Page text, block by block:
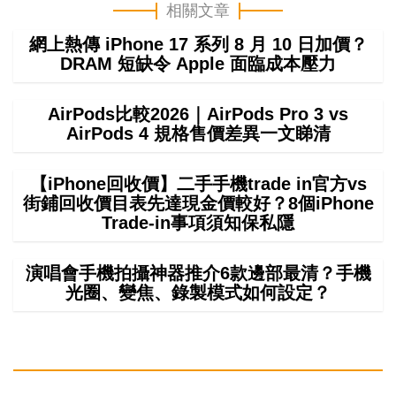
相關文章
網上熱傳 iPhone 17 系列 8 月 10 日加價？
DRAM 短缺令 Apple 面臨成本壓力
AirPods比較2026｜AirPods Pro 3 vs
AirPods 4 規格售價差異一文睇清
【iPhone回收價】二手手機trade in官方vs
街鋪回收價目表先達現金價較好？8個iPhone
Trade-in事項須知保私隱
演唱會手機拍攝神器推介6款邊部最清？手機
光圈、變焦、錄製模式如何設定？